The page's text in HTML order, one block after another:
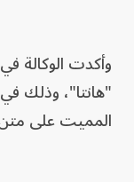
وأكدت الوكالة
"هانتا"، وذلك
المميت على